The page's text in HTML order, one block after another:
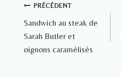
Navigation
de
l’article
PRÉCÉDENT
Sandwich au steak de
Sarah Butler et
oignons caramélisés